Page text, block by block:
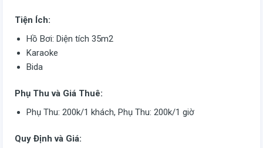
Tiện Ích:
Hồ Bơi: Diện tích 35m2
Karaoke
Bida
Phụ Thu và Giá Thuê:
Phụ Thu: 200k/1 khách, Phụ Thu: 200k/1 giờ
Quy Định và Giá: